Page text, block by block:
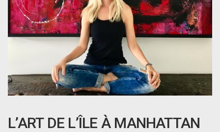
L’ART DE L’ÎLE À MANHATTAN